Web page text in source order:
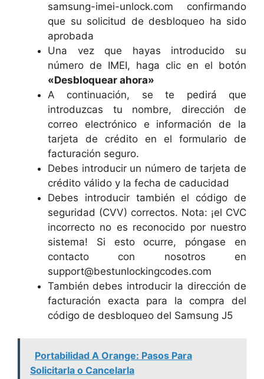
samsung-imei-unlock.com confirmando
que su solicitud de desbloqueo ha sido
aprobada
Una vez que hayas introducido su
número de IMEI, haga clic en el botón
«Desbloquear ahora»
A continuación, se te pedirá que
introduzcas tu nombre, dirección de
correo electrónico e información de la
tarjeta de crédito en el formulario de
facturación seguro.
Debes introducir un número de tarjeta de
crédito válido y la fecha de caducidad
Debes introducir también el código de
seguridad (CVV) correctos. Nota: ¡el CVC
incorrecto no es reconocido por nuestro
sistema! Si esto ocurre, póngase en
contacto con nosotros en
support@bestunlockingcodes.com
También debes introducir la dirección de
facturación exacta para la compra del
código de desbloqueo del Samsung J5
Portabilidad A Orange: Pasos Para
Solicitarla o Cancelarla